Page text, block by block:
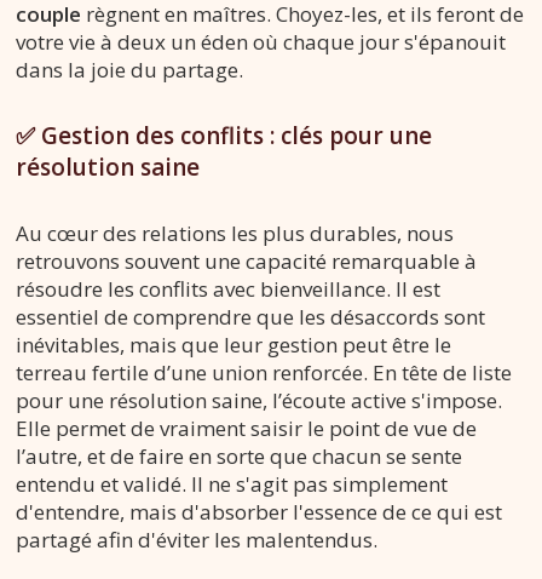
couple règnent en maîtres. Choyez-les, et ils feront de
votre vie à deux un éden où chaque jour s'épanouit
dans la joie du partage.
✅ Gestion des conflits : clés pour une
résolution saine
Au cœur des relations les plus durables, nous
retrouvons souvent une capacité remarquable à
résoudre les conflits avec bienveillance. Il est
essentiel de comprendre que les désaccords sont
inévitables, mais que leur gestion peut être le
terreau fertile d’une union renforcée. En tête de liste
pour une résolution saine, l’écoute active s'impose.
Elle permet de vraiment saisir le point de vue de
l’autre, et de faire en sorte que chacun se sente
entendu et validé. Il ne s'agit pas simplement
d'entendre, mais d'absorber l'essence de ce qui est
partagé afin d'éviter les malentendus.